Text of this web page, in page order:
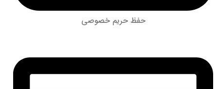
حفظ حریم خصوصی